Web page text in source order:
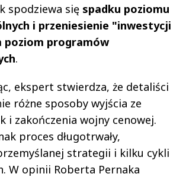
spodziewa się spadku poziomu
i przeniesienie "inwestycji
poziom programów
.
ekspert stwierdza, że detaliści
różne sposoby wyjścia ze
i zakończenia wojny cenowej.
proces długotrwały,
strategii i kilku cykli
W opinii Roberta Pernaka